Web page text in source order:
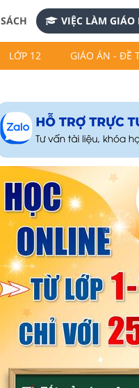
SÁCH VIỆC LÀM GIÁO
LỚP 12 GIÁO ÁN - ĐỀ